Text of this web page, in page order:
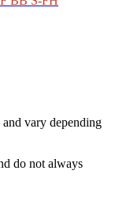
vary depending
do not always